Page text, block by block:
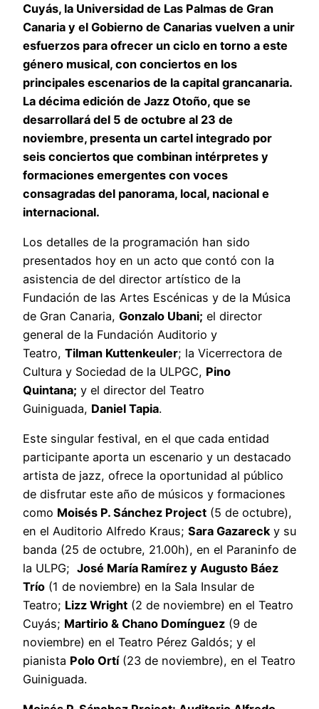
Cuyás, la Universidad de Las Palmas de Gran
Canaria y el Gobierno de Canarias vuelven a unir
esfuerzos para ofrecer un ciclo en torno a este
género musical, con conciertos en los
principales escenarios de la capital grancanaria.
La décima edición de Jazz Otoño, que se
desarrollará del 5 de octubre al 23 de
noviembre, presenta un cartel integrado por
seis conciertos que combinan intérpretes y
formaciones emergentes con voces
consagradas del panorama, local, nacional e
internacional.
Los detalles de la programación han sido
presentados hoy en un acto que contó con la
asistencia de del director artístico de la
Fundación de las Artes Escénicas y de la Música
de Gran Canaria, Gonzalo Ubani; el director
general de la Fundación Auditorio y
Teatro, Tilman Kuttenkeuler; la Vicerrectora de
Cultura y Sociedad de la ULPGC, Pino
Quintana; y el director del Teatro
Guiniguada, Daniel Tapia.
Este singular festival, en el que cada entidad
participante aporta un escenario y un destacado
artista de jazz, ofrece la oportunidad al público
de disfrutar este año de músicos y formaciones
como Moisés P. Sánchez Project (5 de octubre),
en el Auditorio Alfredo Kraus; Sara Gazarecky su
banda (25 de octubre, 21.00h), en el Paraninfo de
la ULPG; José María Ramírez y Augusto Báez
Trío (1 de noviembre) en la Sala Insular de
Teatro; Lizz Wright (2 de noviembre) en el Teatro
Cuyás; Martirio & Chano Domínguez (9 de
noviembre) en el Teatro Pérez Galdós; y el
pianista Polo Ortí(23 de noviembre), en el Teatro
Guiniguada.